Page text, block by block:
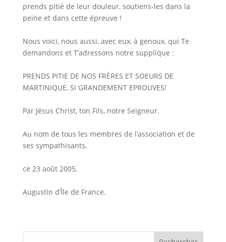
prends pitié de leur douleur, soutiens-les dans la
peine et dans cette épreuve !
Nous voici, nous aussi, avec eux, à genoux, qui Te
demandons et T’adressons notre supplique :
PRENDS PITIE DE NOS FRÈRES ET SOEURS DE
MARTINIQUE, SI GRANDEMENT EPROUVES!
Par Jésus Christ, ton Fils, notre Seigneur.
Au nom de tous les membres de l’association et de
ses sympathisants,
ce 23 août 2005,
Augustin d’Île de France.